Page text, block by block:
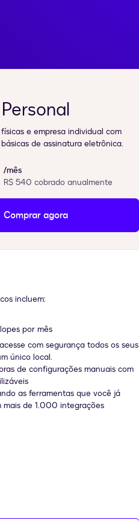
Personal
e empresa individual com
de assinatura eletrônica.
/mês
R$ 540 cobrado anualmente
Comprar agora
incluem:
por mês
com segurança todos os seus
único local.
de configurações manuais com
as ferramentas que você já
mais de 1.000 integrações